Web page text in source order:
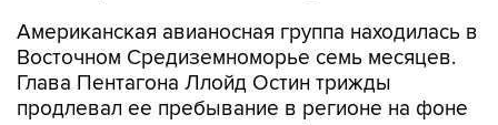
Американская авианосная группа находилась в
Восточном Средиземноморье семь месяцев.
Глава Пентагона Ллойд Остин трижды
продлевал ее пребывание в регионе на фоне